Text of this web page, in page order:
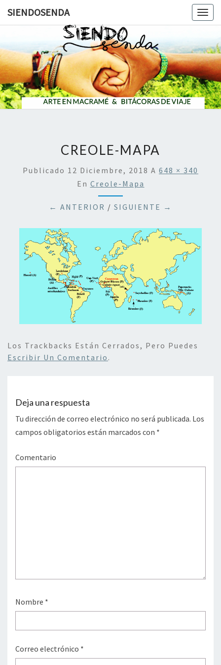
SIENDOSENDA
CREOLE-MAPA
Publicado 12 Diciembre, 2018 A 648 × 340
En Creole-Mapa
← ANTERIOR / SIGUIENTE →
Los Trackbacks Están Cerrados, Pero Puedes
Escribir Un Comentario .
Deja una respuesta
Tu dirección de correo electrónico no será publicada. Los
campos obligatorios están marcados con *
Comentario
Nombre *
Correo electrónico *